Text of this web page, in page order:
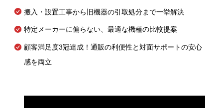
搬入・設置工事から旧機器の引取処分まで一挙解決
特定メーカーに偏らない、最適な機種の比較提案
顧客満足度3冠達成！通販の利便性と対面サポートの安心
感を両立